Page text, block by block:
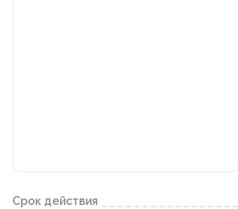
Срок действия